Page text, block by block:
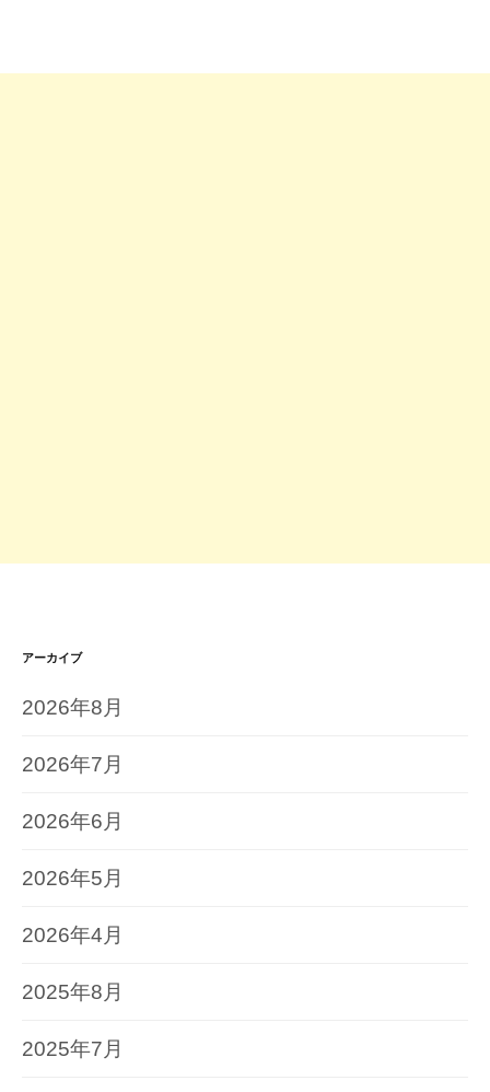
アーカイブ
2026年8月
2026年7月
2026年6月
2026年5月
2026年4月
2025年8月
2025年7月